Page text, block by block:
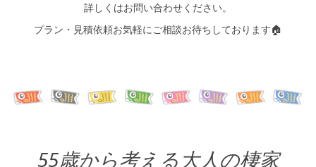
詳しくはお問い合わせください。
プラン・見積依頼お気軽にご相談お待ちしております🏠
55歳から考える大人の棲家